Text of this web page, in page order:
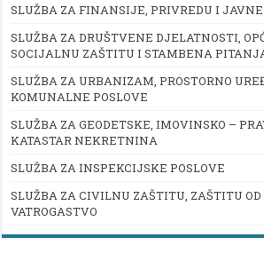
SLUŽBA ZA FINANSIJE, PRIVREDU I
SLUŽBA ZA DRUŠTVENE DJELATNOSTI,
SOCIJALNU ZAŠTITU I STAMBENA
SLUŽBA ZA URBANIZAM, PROSTORNO
KOMUNALNE POSLOVE
SLUŽBA ZA GEODETSKE, IMOVINSKO –
KATASTAR NEKRETNINA
SLUŽBA ZA INSPEKCIJSKE POSLOVE
SLUŽBA ZA CIVILNU ZAŠTITU, ZAŠTITU OD
VATROGASTVO